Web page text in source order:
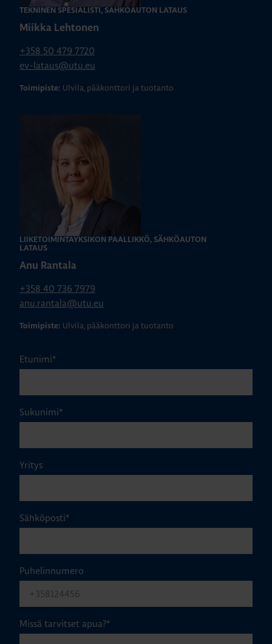
TEKNINEN SPESIALISTI, SÄHKÖAUTON LATAUS
Miikka Lehtonen
+358 50 479 7720
ev-lataus@utu.eu
Toimipiste: Ulvila, pääkonttori ja tuotanto
LIIKETOIMINTAYKSIKÖN PÄÄLLIKKÖ, SÄHKÖAUTON
LATAUS
Anu Rantala
+358 40 736 7979
anu.rantala@utu.eu
Toimipiste: Ulvila, pääkonttori ja tuotanto
Etunimi*
Sukunimi*
Yritys
Sähköposti*
Puhelinnumero
Missä tarvitset apua?*